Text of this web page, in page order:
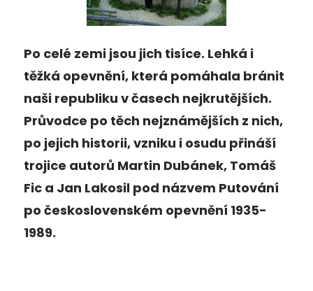
Po celé zemi jsou jich tisíce. Lehká i
těžká opevnění, která pomáhala bránit
naši republiku v časech nejkrutějších.
Průvodce po těch nejznámějších z nich,
po jejich historii, vzniku i osudu přináší
trojice autorů Martin Dubánek, Tomáš
Fic a Jan Lakosil pod názvem Putování
po československém opevnění 1935-
1989.